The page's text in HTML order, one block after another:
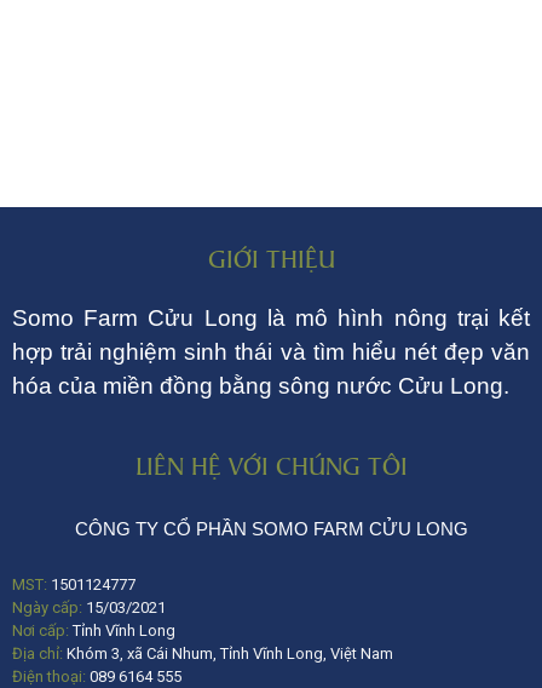
GIỚI THIỆU
Somo Farm Cửu Long là mô hình nông trại kết
hợp trải nghiệm sinh thái và tìm hiểu nét đẹp văn
hóa của miền đồng bằng sông nước Cửu Long.
LIÊN HỆ VỚI CHÚNG TÔI
CÔNG TY CỔ PHẦN SOMO FARM CỬU LONG
MST: 1501124777
Ngày cấp: 15/03/2021
Nơi cấp:Tỉnh Vĩnh Long
Địa chỉ: Khóm 3, xã Cái Nhum, Tỉnh Vĩnh Long, Việt Nam
Điện thoại: 089 6164 555